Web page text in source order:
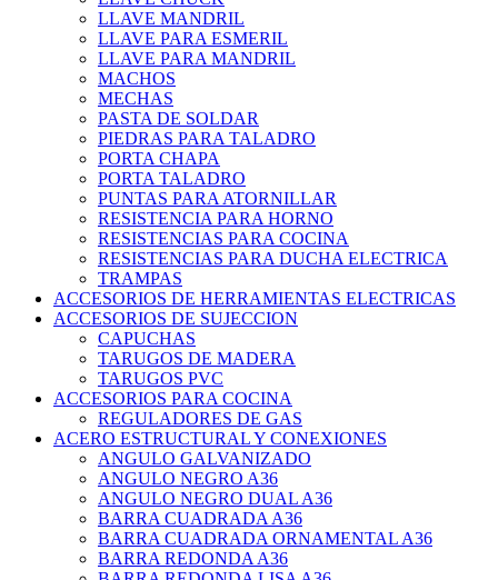
LLAVE MANDRIL
LLAVE PARA ESMERIL
LLAVE PARA MANDRIL
MACHOS
MECHAS
PASTA DE SOLDAR
PIEDRAS PARA TALADRO
PORTA CHAPA
PORTA TALADRO
PUNTAS PARA ATORNILLAR
RESISTENCIA PARA HORNO
RESISTENCIAS PARA COCINA
RESISTENCIAS PARA DUCHA ELECTRICA
TRAMPAS
ACCESORIOS DE HERRAMIENTAS ELECTRICAS
ACCESORIOS DE SUJECCION
CAPUCHAS
TARUGOS DE MADERA
TARUGOS PVC
ACCESORIOS PARA COCINA
REGULADORES DE GAS
ACERO ESTRUCTURAL Y CONEXIONES
ANGULO GALVANIZADO
ANGULO NEGRO A36
ANGULO NEGRO DUAL A36
BARRA CUADRADA A36
BARRA CUADRADA ORNAMENTAL A36
BARRA REDONDA A36